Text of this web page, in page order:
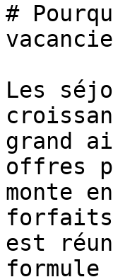
#
Les
grand
offres
monte
est